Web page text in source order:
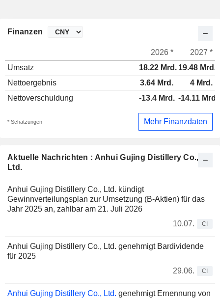
Aktuelle Nachrichten : Anhui Gujing Distillery Co.,
Ltd.
Anhui Gujing Distillery Co., Ltd. kündigt
Gewinnverteilungsplan zur Umsetzung (B-Aktien) für das
Jahr 2025 an, zahlbar am 21. Juli 2026
10.07.
CI
Anhui Gujing Distillery Co., Ltd. genehmigt Bardividende
für 2025
29.06.
CI
Anhui Gujing Distillery Co., Ltd. genehmigt Ernennung von
Finanzen
2026 *
2027 *
Umsatz
18.22 Mrd. 19.48 Mrd.
Nettoergebnis
3.64 Mrd.
4 Mrd.
Nettoverschuldung
-13.4 Mrd. -14.11 Mrd.
* Schätzungen Mehr Finanzdaten